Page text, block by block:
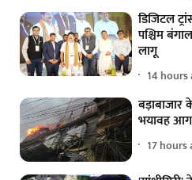
डिजिटल
पश्चिम
लागू
14 hours
बड़ाबाजार
भयावह आग
17 hours